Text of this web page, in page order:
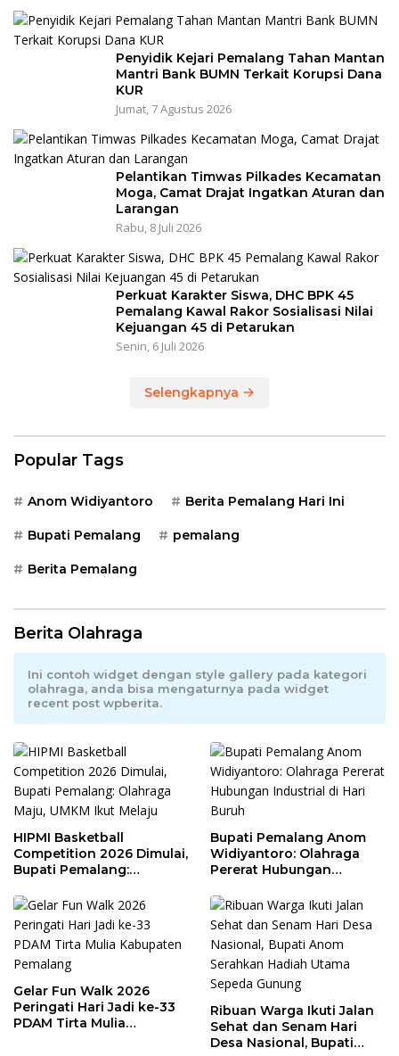
Penyidik Kejari Pemalang Tahan Mantan
Mantri Bank BUMN Terkait Korupsi Dana
KUR
Jumat, 7 Agustus 2026
Pelantikan Timwas Pilkades Kecamatan
Moga, Camat Drajat Ingatkan Aturan dan
Larangan
Rabu, 8 Juli 2026
Perkuat Karakter Siswa, DHC BPK 45
Pemalang Kawal Rakor Sosialisasi Nilai
Kejuangan 45 di Petarukan
Senin, 6 Juli 2026
Selengkapnya
Popular Tags
Anom Widiyantoro Berita Pemalang Hari Ini
Bupati Pemalang pemalang
Berita Pemalang
Berita Olahraga
Ini contoh widget dengan style gallery pada kategori
olahraga, anda bisa mengaturnya pada widget
recent post wpberita.
HIPMI Basketball
Competition 2026 Dimulai,
Bupati Pemalang:
Melaju
Bupati Pemalang Anom
Widiyantoro: Olahraga
Pererat Hubungan
Gelar Fun Walk 2026
Peringati Hari Jadi ke-33
PDAM Tirta Mulia
Ribuan Warga Ikuti Jalan
Sehat dan Senam Hari
Desa Nasional, Bupati